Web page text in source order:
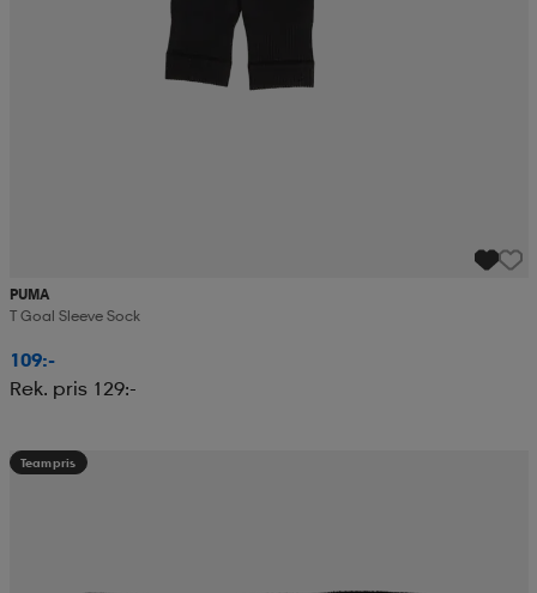
PUMA
T Goal Sleeve Sock
109:-
Rek. pris 129:-
Teampris